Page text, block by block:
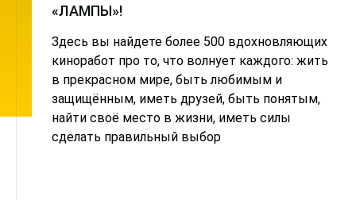
«ЛАМПЫ»!
Здесь вы найдете более 500 вдохновляющих
киноработ про то, что волнует каждого: жить
в прекрасном мире, быть любимым и
защищённым, иметь друзей, быть понятым,
найти своё место в жизни, иметь силы
сделать правильный выбор